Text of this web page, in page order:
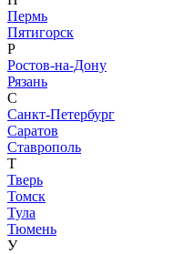
Пермь
Пятигорск
Р
Ростов-на-Дону
Рязань
С
Санкт-Петербург
Саратов
Ставрополь
Т
Тверь
Томск
Тула
Тюмень
У